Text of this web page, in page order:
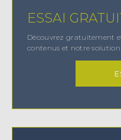
ESSAI
Découvrez gratuitement
contenus et notre